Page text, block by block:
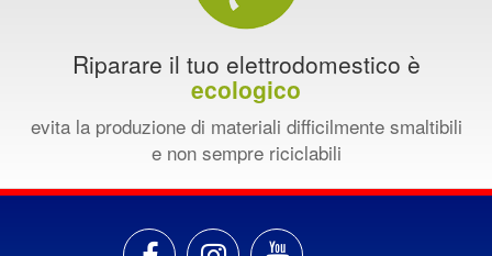
Riparare il tuo elettrodomestico è
ecologico
evita la produzione di materiali difficilmente smaltibili
e non sempre riciclabili